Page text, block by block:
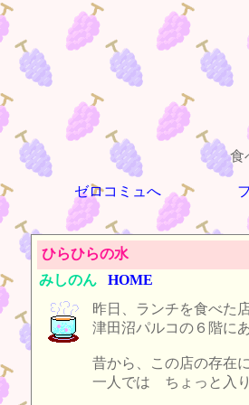
食
ゼロコミュへ
ひらひらの水
みしのん
HOME
昨日、ランチを食べた店
津田沼パルコの６階に
昔から、この店の存在
一人では ちょっと入り